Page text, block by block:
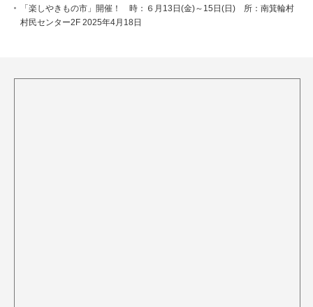
「楽しやきもの市」開催！ 時：６月13日(金)～15日(日) 所：南箕輪村
村民センター2F 2025年4月18日